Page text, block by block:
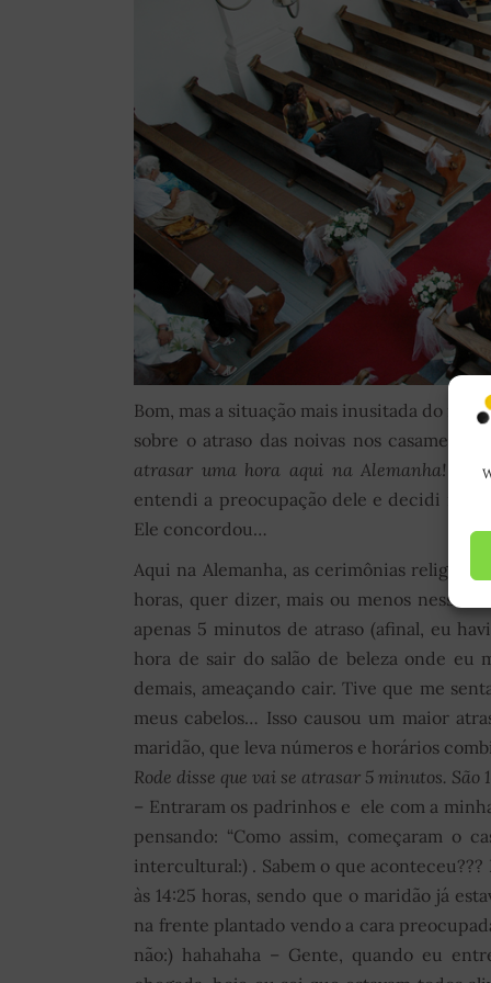
Bom, mas a situação mais inusitada do
sobre o atraso das noivas nos
atrasar uma hora aqui na Alemanha!
entendi a preocupação dele e decidi não
Ele concordou…
Aqui na Alemanha, as cerimônias
horas, quer dizer, mais ou menos nesse
apenas 5 minutos de atraso (afinal, eu
hora de sair do salão de beleza onde eu
demais, ameaçando cair. Tive que me
meus cabelos… Isso causou um maior
maridão, que leva números e horários
Rode disse que vai se atrasar 5 minutos.
– Entraram os padrinhos e ele com a
pensando: “Como assim, começaram o
intercultural:) . Sabem o que
às 14:25 horas, sendo que o maridão já
na frente plantado vendo a cara
não:) hahahaha – Gente, quando eu